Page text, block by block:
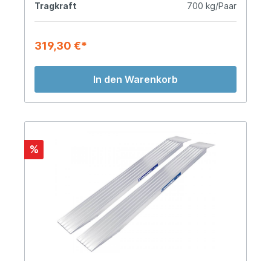
Tragkraft 700 kg/Paar
319,30 €*
In den Warenkorb
%